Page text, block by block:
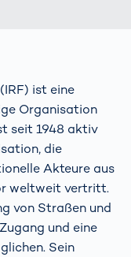
ist eine
Organisation
seit 1948 aktiv
die
Akteure aus
weltweit vertritt.
von Straßen und
und eine
Sein